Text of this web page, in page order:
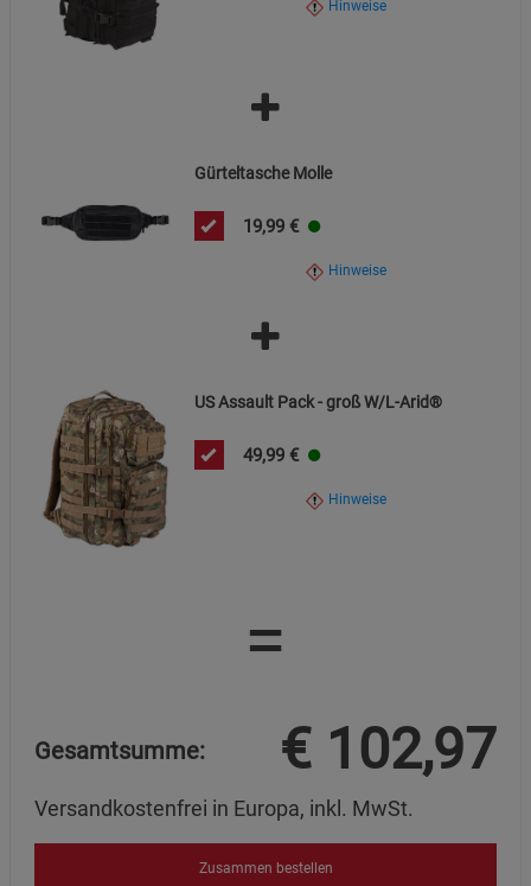
Informationen kontaktieren Sie den Händler.
Hinweise
Gürteltasche Molle
19,99 €
Hinweise
US Assault Pack - groß W/L-Arid®
49,99 €
Hinweise
=
Gesamtsumme: € 102,97
Versandkostenfrei in Europa, inkl. MwSt.
Zusammen bestellen
Cookie-Informationenanzeigen